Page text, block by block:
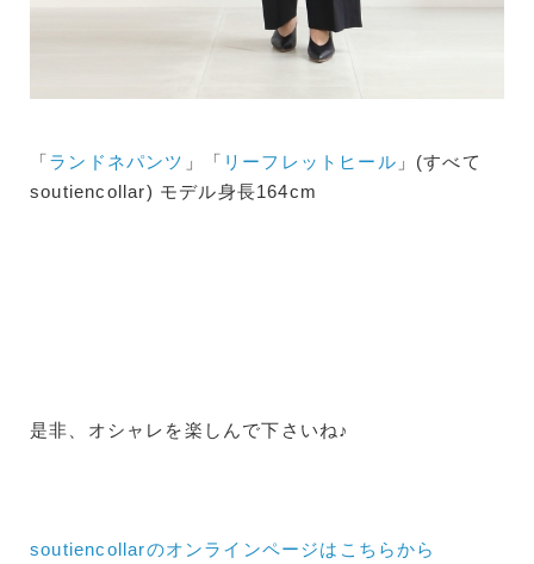
「ランドネパンツ 」「 リーフレットヒール 」(すべて
soutiencollar) モデル身長164cm
是非、オシャレを楽しんで下さいね♪
soutiencollarのオンラインページはこちらから